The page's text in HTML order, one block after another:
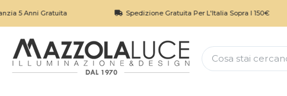
Gratuita Spedizione Gratuita Per L'Italia Sopra I 150€